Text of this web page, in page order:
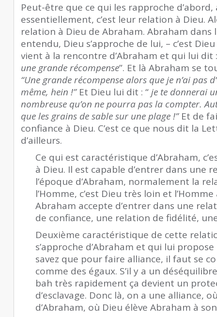
Peut-être que ce qui les rapproche
essentiellement, c’est leur relation à Dieu.
relation à Dieu de Abraham. Abraham dans
entendu, Dieu s’approche de lui, – c’est
vient à la rencontre d’Abraham et qui lui dit
une grande récompense”. Et là Abraham se
“Une grande récompense alors que je n’ai pas
même, hein !”Et Dieu lui dit : “je te donnerai
nombreuse qu’on ne pourra pas la compter.
que les grains de sable sur une plage !”Et de
confiance à Dieu. C’est ce que nous dit la
d’ailleurs.
Ce qui est caractéristique d’Abraham,
à Dieu. Il est capable d’entrer dans une
l’époque d’Abraham, normalement la
l’Homme, c’est Dieu très loin et
Abraham accepte d’entrer dans une
de confiance, une relation de fidélité,
Deuxième caractéristique de cette
s’approche d’Abraham et qui lui
savez que pour faire alliance, il faut se
comme des égaux. S’il y a un
bah très rapidement ça devient un
d’esclavage. Donc là, on a une alliance,
d’Abraham, où Dieu élève Abraham à